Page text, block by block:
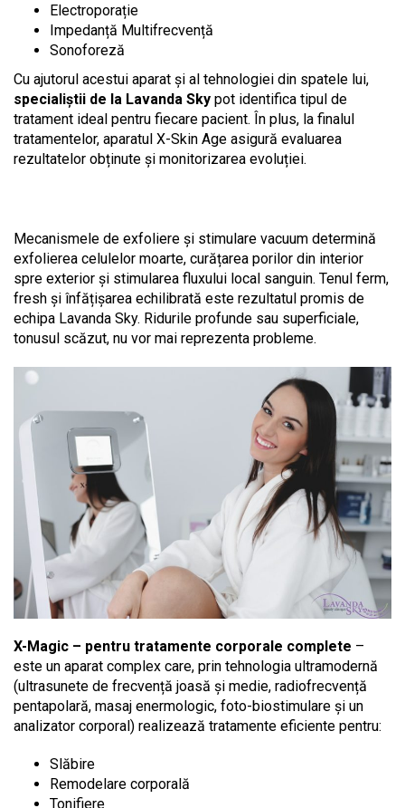
Electroporație
Impedanță Multifrecvență
Sonoforeză
Cu ajutorul acestui aparat și al tehnologiei din spatele lui,
specialiștii de la Lavanda Sky pot identifica tipul de
tratament ideal pentru fiecare pacient. În plus, la finalul
tratamentelor, aparatul X-Skin Age asigură evaluarea
rezultatelor obținute și monitorizarea evoluției.
Mecanismele de exfoliere și stimulare vacuum determină
exfolierea celulelor moarte, curățarea porilor din interior
spre exterior și stimularea fluxului local sanguin. Tenul ferm,
fresh și înfățișarea echilibrată este rezultatul promis de
echipa Lavanda Sky. Ridurile profunde sau superficiale,
tonusul scăzut, nu vor mai reprezenta probleme.
X-Magic – pentru tratamente corporale complete –
este un aparat complex care, prin tehnologia ultramodernă
(ultrasunete de frecvență joasă și medie, radiofrecvență
pentapolară, masaj enermologic, foto-biostimulare și un
analizator corporal) realizează tratamente eficiente pentru:
Slăbire
Remodelare corporală
Tonifiere